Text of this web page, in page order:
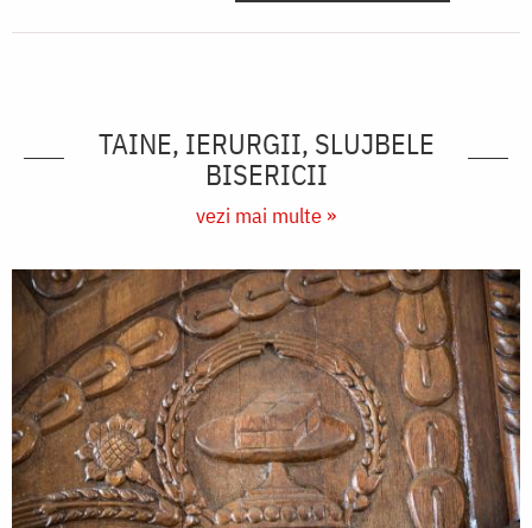
TAINE, IERURGII, SLUJBELE
BISERICII
vezi mai multe »